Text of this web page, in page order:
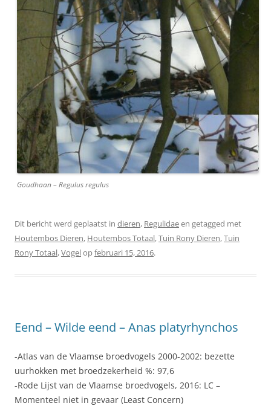
Goudhaan – Regulus regulus
Dit bericht werd geplaatst in dieren, Regulidaeen getagged met
Houtembos Dieren, Houtembos Totaal,Tuin Rony Dieren,Tuin
Rony Totaal,Vogelopfebruari 15, 2016.
Eend – Wilde eend – Anas platyrhynchos
-Atlas van de Vlaamse broedvogels 2000-2002: bezette
uurhokken met broedzekerheid %: 97,6
-Rode Lijst van de Vlaamse broedvogels, 2016: LC –
Momenteel niet in gevaar (Least Concern)